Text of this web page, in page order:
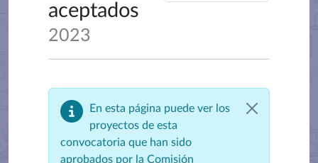
aceptados
2023
En esta página puede ver los
proyectos de esta
convocatoria que han sido
aprobados por la Comisión